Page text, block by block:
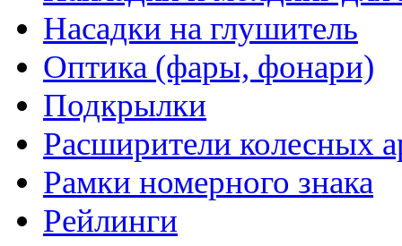
Насадки на глушитель
Оптика (фары, фонари)
Подкрылки
Расширители колесных
Рамки номерного знака
Рейлинги